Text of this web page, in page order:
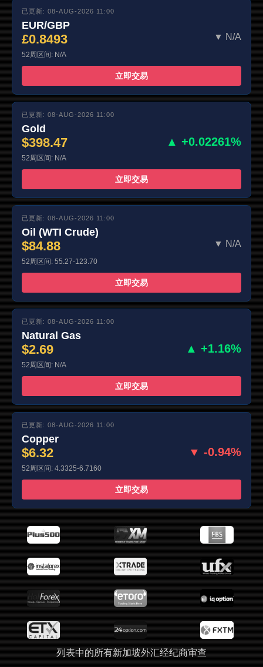
已更新: 08-AUG-2026 11:00
EUR/GBP
£0.8493 ▼ N/A
52周区间: N/A
立即交易
已更新: 08-AUG-2026 11:00
Gold
$398.47 ▲ +0.02261%
52周区间: N/A
立即交易
已更新: 08-AUG-2026 11:00
Oil (WTI Crude)
$84.88 ▼ N/A
52周区间: 55.27-123.70
立即交易
已更新: 08-AUG-2026 11:00
Natural Gas
$2.69 ▲ +1.16%
52周区间: N/A
立即交易
已更新: 08-AUG-2026 11:00
Copper
$6.32 ▼ -0.94%
52周区间: 4.3325-6.7160
立即交易
列表中的所有新加坡外汇经纪商审查